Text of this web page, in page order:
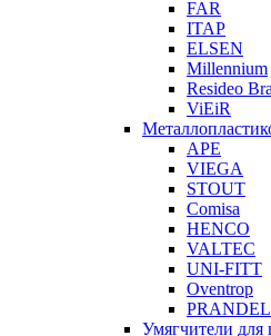
FAR
ITAP
ELSEN
Millennium
Resideo
ViEiR
APE
VIEGA
STOUT
Comisa
HENCO
VALTEC
UNI-FITT
Oventrop
Умягчители для